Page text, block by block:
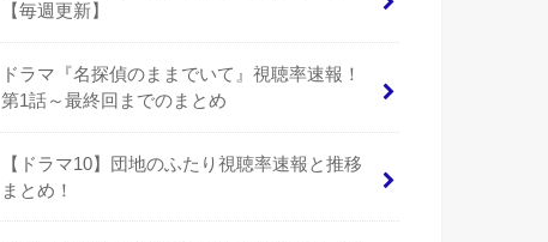
【毎週更新】
ドラマ『名探偵のままでいて』視聴率速報！
第1話～最終回までのまとめ
【ドラマ10】団地のふたり視聴率速報と推移
まとめ！